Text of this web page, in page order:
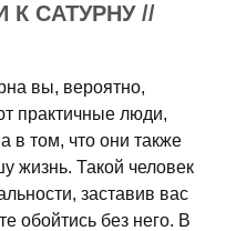
К САТУРНУ //
вы, вероятно,
практичные люди,
в том, что они также
жизнь. Такой человек
заставив вас
обойтись без него. В